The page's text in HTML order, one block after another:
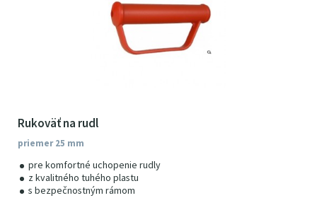
Rukoväť na rudl
priemer 25 mm
pre komfortné uchopenie rudly
z kvalitného tuhého plastu
s bezpečnostným rámom